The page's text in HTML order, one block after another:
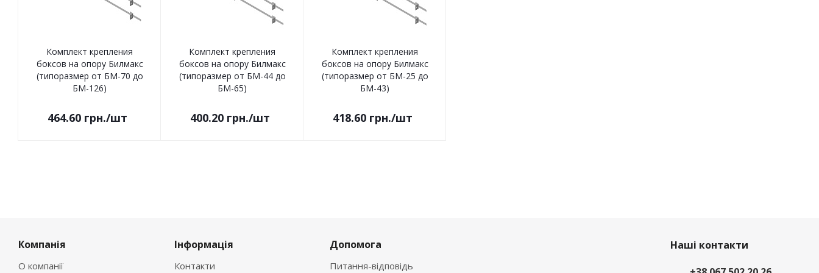
Комплект крепления
боксов на опору Билмакс
(типоразмер от БМ-70 до
БМ-126)
464.60 грн./шт
Комплект крепления
боксов на опору Билмакс
(типоразмер от БМ-44 до
БМ-65)
400.20 грн./шт
Комплект крепления
боксов на опору Билмакс
(типоразмер от БМ-25 до
БМ-43)
418.60 грн./шт
Компанія
О компанії
Інформація
Контакти
Допомога
Питання-відповідь
Наші контакти